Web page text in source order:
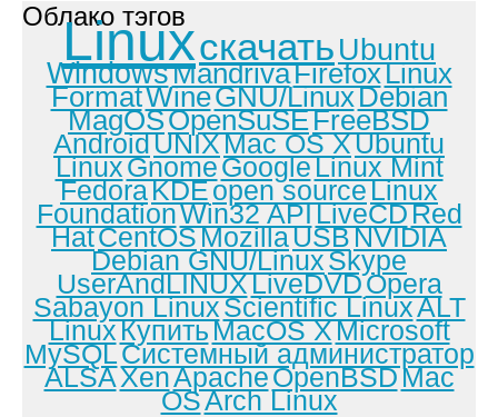
Облако тэгов
Linuxскачать Ubuntu
WindowsMandrivaFirefoxLinux
FormatWineGNU/LinuxDebian
MagOSOpenSuSEFreeBSD
AndroidUNIXMac OS XUbuntu
LinuxGnomeGoogleLinux Mint
FedoraKDEopen sourceLinux
FoundationWin32 APILiveCDRed
HatCentOSMozillaUSBNVIDIA
Debian GNU/LinuxSkype
UserAndLINUXLiveDVDOpera
Sabayon LinuxScientific LinuxALT
LinuxКупитьMacOS XMicrosoft
MySQLСистемный администратор
ALSAXenApacheOpenBSDMac
OSArch Linux